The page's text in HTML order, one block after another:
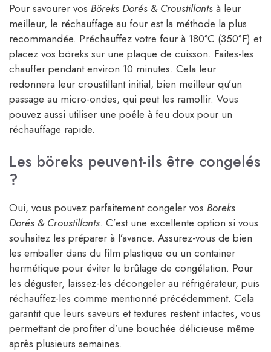
Pour savourer vos Böreks Dorés & Croustillants à leur
meilleur, le réchauffage au four est la méthode la plus
recommandée. Préchauffez votre four à 180°C (350°F) et
placez vos böreks sur une plaque de cuisson. Faites-les
chauffer pendant environ 10 minutes. Cela leur
redonnera leur croustillant initial, bien meilleur qu’un
passage au micro-ondes, qui peut les ramollir. Vous
pouvez aussi utiliser une poêle à feu doux pour un
réchauffage rapide.
Les böreks peuvent-ils être congelés
?
Oui, vous pouvez parfaitement congeler vos Böreks
Dorés & Croustillants. C’est une excellente option si vous
souhaitez les préparer à l’avance. Assurez-vous de bien
les emballer dans du film plastique ou un container
hermétique pour éviter le brûlage de congélation. Pour
les déguster, laissez-les décongeler au réfrigérateur, puis
réchauffez-les comme mentionné précédemment. Cela
garantit que leurs saveurs et textures restent intactes, vous
permettant de profiter d’une bouchée délicieuse même
après plusieurs semaines.